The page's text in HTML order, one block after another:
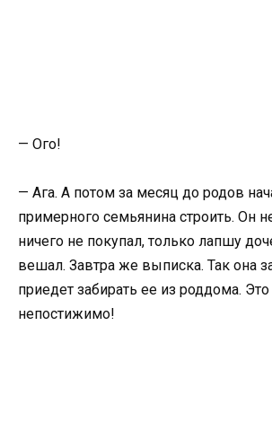
— Ого!
— Ага. А потом за месяц до родов
примерного семьянина строить. Он
ничего не покупал, только лапшу
вешал. Завтра же выписка. Так она
приедет забирать ее из роддома.
непостижимо!